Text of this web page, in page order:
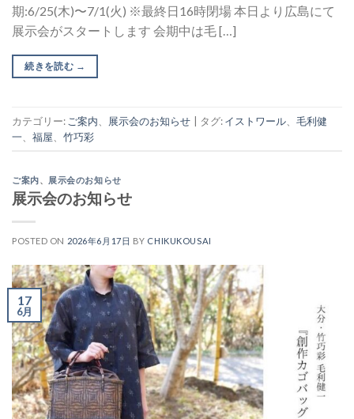
期:6/25(木)〜7/1(火) ※最終日16時閉場 本日より広島にて
展示会がスタートします 会期中は毛 […]
続きを読む →
カテゴリー: ご案内 展示会のお知らせ タグ:イストワール
毛利健
一
福屋 竹巧彩
ご案内、 展示会のお知らせ
展示会のお知らせ
POSTED ON 2026年6月17日 BY CHIKUKOUSAI
17
6月